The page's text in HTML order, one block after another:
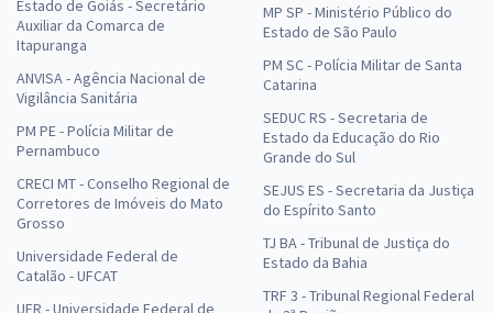
Estado de Goiás - Secretário
Auxiliar da Comarca de
Itapuranga
ANVISA - Agência Nacional de
Vigilância Sanitária
PM PE - Polícia Militar de
Pernambuco
CRECI MT - Conselho Regional de
Corretores de Imóveis do Mato
Grosso
Universidade Federal de
Catalão - UFCAT
UFR - Universidade Federal de
MP SP - Ministério Público do
Estado de São Paulo
PM SC - Polícia Militar de Santa
Catarina
SEDUC RS - Secretaria de
Estado da Educação do Rio
Grande do Sul
SEJUS ES - Secretaria da Justiça
do Espírito Santo
TJ BA - Tribunal de Justiça do
Estado da Bahia
TRF 3 - Tribunal Regional Federal